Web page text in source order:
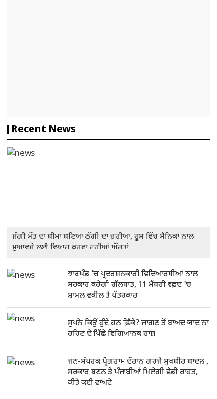
Recent News
ਜੰਗੀ ਮੌਤ ਦਾ ਬੀਮਾ ਬਣਿਆ ਠੱਗੀ ਦਾ ਜ਼ਰੀਆ, ਰੂਸ ਵਿੱਚ ਸੈਨਿਕਾਂ ਨਾਲ
ਮੁਆਵਜ਼ੇ ਲਈ ਵਿਆਹ ਕਰਵਾ ਰਹੀਆਂ ਔਰਤਾਂ
ਝਾਰਖੰਡ 'ਚ ਪ੍ਰਦਰਸ਼ਨਕਾਰੀ ਵਿਦਿਆਰਥੀਆਂ ਨਾਲ
ਸਰਕਾਰ ਕਰੇਗੀ ਗੱਲਬਾਤ, 11 ਮੈਂਬਰੀ ਵਫ਼ਦ 'ਚ
ਸ਼ਾਮਲ ਵਕੀਲ ਤੇ ਪੱਤਰਕਾਰ
ਸੁਪਨੇ ਕਿਉਂ ਹੁੰਦੇ ਹਨ ਫ਼ਿੱਕੇ? ਜਾਗਣ ਤੋਂ ਬਾਅਦ ਯਾਦ ਨਾ
ਰਹਿਣ ਦੇ ਪਿੱਛੇ ਵਿਗਿਆਨਕ ਰਾਜ਼
ਜਨ-ਸੰਪਰਕ ਪ੍ਰੋਗਰਾਮ ਦੌਰਾਨ ਗਰਜੇ ਸੁਖਬੀਰ ਬਾਦਲ ,
ਸਰਕਾਰ ਬਣਨ ਤੇ ਪੰਜਾਬੀਆਂ ਮਿਲੇਗੀ ਵੱਡੀ ਰਾਹਤ,
ਕੀਤੇ ਕਈ ਵਾਅਦੇ